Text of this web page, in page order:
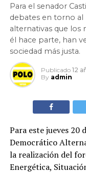
Para el senador
debates en torno
alternativas que los
él hace parte, han
sociedad más justa.
Publicado 12
By admin
Para este jueves 20
Democrático
la realización del
Energética,